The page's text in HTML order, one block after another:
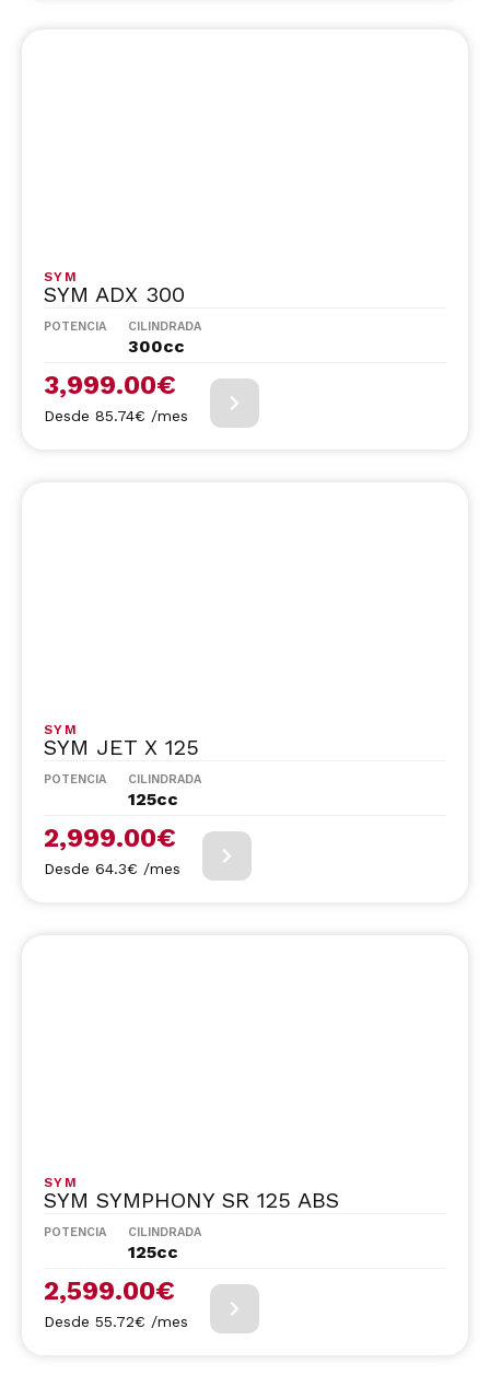
SYM
SYM ADX 300
POTENCIA CILINDRADA
300cc
3,999.00€
Desde 85.74€ /mes
SYM
SYM JET X 125
POTENCIA CILINDRADA
125cc
2,999.00€
Desde 64.3€ /mes
SYM
SYM SYMPHONY SR 125 ABS
POTENCIA CILINDRADA
125cc
2,599.00€
Desde 55.72€ /mes